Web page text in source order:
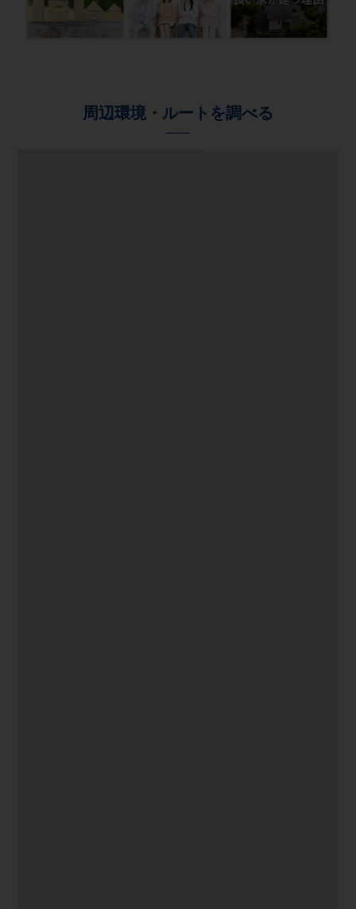
周辺環境・ルートを調べる